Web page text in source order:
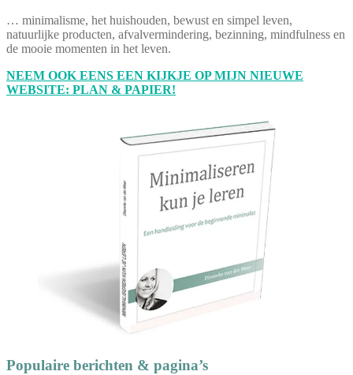
… minimalisme, het huishouden, bewust en simpel leven,
natuurlijke producten, afvalvermindering, bezinning, mindfulness en
de mooie momenten in het leven.
NEEM OOK EENS EEN KIJKJE OP MIJN NIEUWE
WEBSITE: PLAN & PAPIER!
Populaire berichten & pagina’s